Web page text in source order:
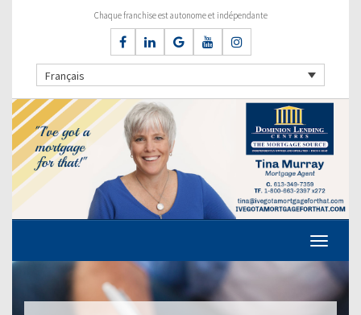
Chaque franchise est autonome et indépendante
Français